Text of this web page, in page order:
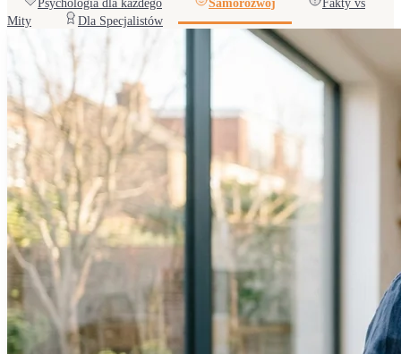
Psychologia dla każdego Samorozwój
Fakty vs
Mity
Dla Specjalistów